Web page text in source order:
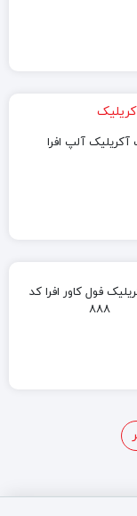
آکریلیک آلپ افرا
فول کاور افرا کد
888